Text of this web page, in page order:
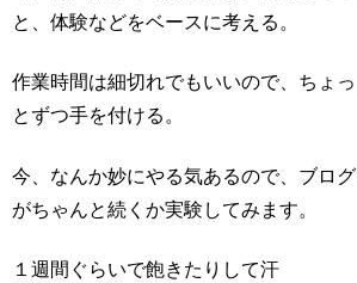
と、体験などをベースに考える。
作業時間は細切れでもいいので、ちょっ
とずつ手を付ける。
今、なんか妙にやる気あるので、ブログ
がちゃんと続くか実験してみます。
１週間ぐらいで飽きたりして汗